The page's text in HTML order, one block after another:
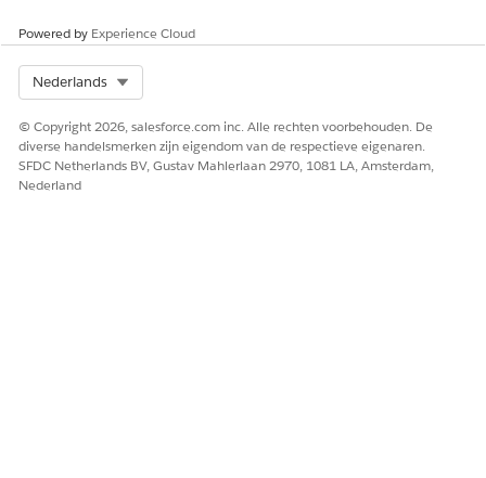
Powered by Experience Cloud
Nederlands
© Copyright 2026, salesforce.com inc. Alle rechten voorbehouden. De
diverse handelsmerken zijn eigendom van de respectieve eigenaren.
SFDC Netherlands BV, Gustav Mahlerlaan 2970, 1081 LA, Amsterdam,
Nederland